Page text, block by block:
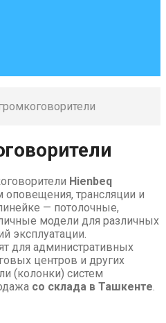
Hienbeq
оповещения, трансляции и
— потолочные,
модели для различных
эксплуатации.
для административных
центров и других
(колонки) систем
со склада в Ташкенте